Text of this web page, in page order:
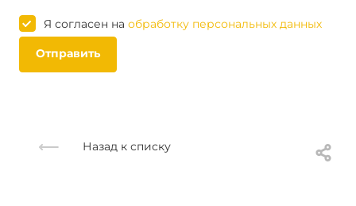
Я согласен на обработку персональных данных
Отправить
Назад к списку